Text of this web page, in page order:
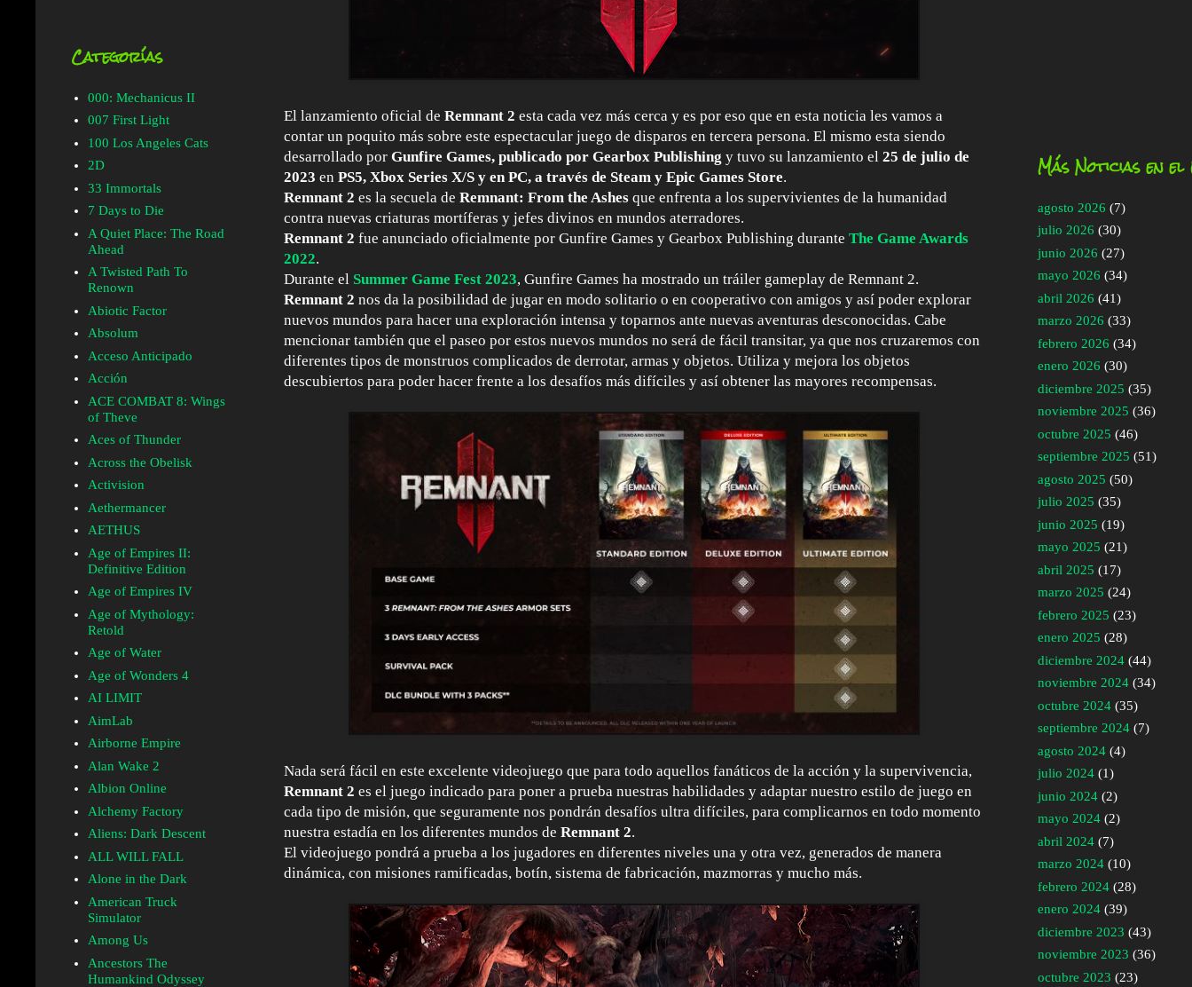
El lanzamiento oficial de Remnant 2 esta cada vez más cerca y es por eso que en esta noticia les vamos a
contar un poquito más sobre este espectacular juego de disparos en tercera persona. El mismo esta siendo
desarrollado por Gunfire Games, publicado por Gearbox Publishing y tuvo su lanzamiento el 25 de julio de
2023 en PS5, Xbox Series X/S y en PC, a través de Steam y Epic Games Store.
Remnant 2 es la secuela de Remnant: From the Ashes que enfrenta a los supervivientes de la humanidad
contra nuevas criaturas mortíferas y jefes divinos en mundos aterradores.
Remnant 2 fue anunciado oficialmente por Gunfire Games y Gearbox Publishing durante The Game Awards
2022.
Durante el Summer Game Fest 2023, Gunfire Games ha mostrado un tráiler gameplay de Remnant 2.
Remnant 2 nos da la posibilidad de jugar en modo solitario o en cooperativo con amigos y así poder explorar
nuevos mundos para hacer una exploración intensa y toparnos ante nuevas aventuras desconocidas. Cabe
mencionar también que el paseo por estos nuevos mundos no será de fácil transitar, ya que nos cruzaremos con
diferentes tipos de monstruos complicados de derrotar, armas y objetos. Utiliza y mejora los objetos
descubiertos para poder hacer frente a los desafíos más difíciles y así obtener las mayores recompensas.
Nada será fácil en este excelente videojuego que para todo aquellos fanáticos de la acción y la supervivencia,
Remnant 2 es el juego indicado para poner a prueba nuestras habilidades y adaptar nuestro estilo de juego en
cada tipo de misión, que seguramente nos pondrán desafíos ultra difíciles, para complicarnos en todo momento
nuestra estadía en los diferentes mundos de Remnant 2.
El videojuego pondrá a prueba a los jugadores en diferentes niveles una y otra vez, generados de manera
dinámica, con misiones ramificadas, botín, sistema de fabricación, mazmorras y mucho más.
Categorías
000: Mechanicus II
007 First Light
100 Los Angeles Cats
2D
33 Immortals
7 Days to Die
A Quiet Place: The Road
Ahead
A Twisted Path To
Renown
Abiotic Factor
Absolum
Acceso Anticipado
Acción
ACE COMBAT 8: Wings
of Theve
Aces of Thunder
Across the Obelisk
Activision
Aethermancer
AETHUS
Age of Empires II:
Definitive Edition
Age of Empires IV
Age of Mythology:
Retold
Age of Water
Age of Wonders 4
AI LIMIT
AimLab
Airborne Empire
Alan Wake 2
Albion Online
Alchemy Factory
Aliens: Dark Descent
ALL WILL FALL
Alone in the Dark
American Truck
Simulator
Among Us
Ancestors The
Humankind Odyssey
Más Noticias en
agosto 2026 (7)
julio 2026 (30)
junio 2026 (27)
mayo 2026 (34)
abril 2026 (41)
marzo 2026 (33)
febrero 2026 (34)
enero 2026 (30)
diciembre 2025 (35)
noviembre 2025 (36)
octubre 2025 (46)
septiembre 2025 (51)
agosto 2025 (50)
julio 2025 (35)
junio 2025 (19)
mayo 2025 (21)
abril 2025 (17)
marzo 2025 (24)
febrero 2025 (23)
enero 2025 (28)
diciembre 2024 (44)
noviembre 2024 (34)
octubre 2024 (35)
septiembre 2024 (7)
agosto 2024 (4)
julio 2024 (1)
junio 2024 (2)
mayo 2024 (2)
abril 2024 (7)
marzo 2024 (10)
febrero 2024 (28)
enero 2024 (39)
diciembre 2023 (43)
noviembre 2023 (36)
octubre 2023 (23)